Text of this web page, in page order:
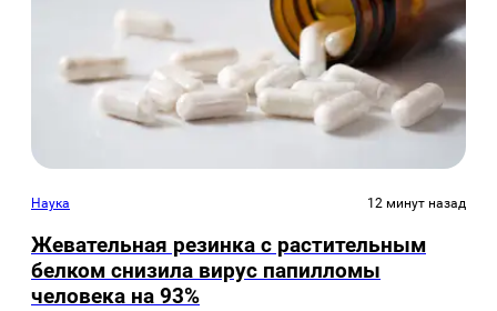
Наука 12 минут назад
Жевательная резинка с растительным
белком снизила вирус папилломы
человека на 93%